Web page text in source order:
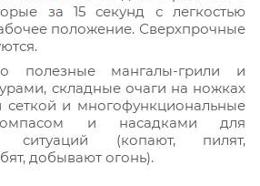
за 15 секунд с легкостью
положение. Сверхпрочные
полезные мангалы-грили и
складные очаги на ножках
сеткой и многофункциональные
и насадками для
ситуаций (копают, пилят,
добывают огонь).